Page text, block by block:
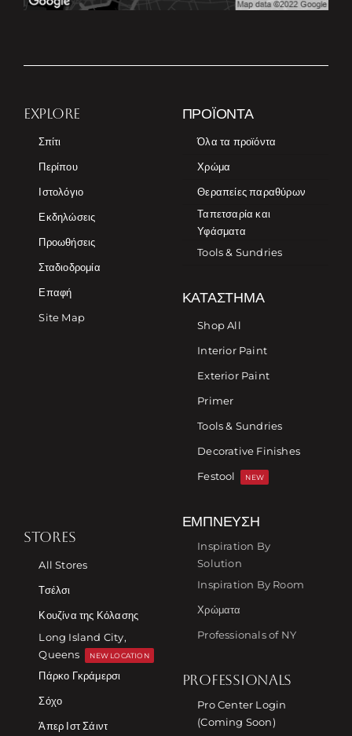
EXPLORE
Σπίτι
Περίπου
Ιστολόγιο
Εκδηλώσεις
Προωθήσεις
Σταδιοδρομία
Επαφή
Site Map
ΠΡΟΪΌΝΤΑ
Όλα τα προϊόντα
Χρώμα
Θεραπείες παραθύρων
Ταπετσαρία και
Υφάσματα
Tools & Sundries
ΚΑΤΆΣΤΗΜΑ
Shop All
Interior Paint
Exterior Paint
Primer
Tools & Sundries
Decorative Finishes
Festool
NEW
STORES
All Stores
Τσέλσι
Κουζίνα της Κόλασης
Long Island City,
Queens
NEW LOCATION
Πάρκο Γκράμερσι
Σόχο
Άπερ Ιστ Σάιντ
ΈΜΠΝΕΥΣΗ
Inspiration By
Solution
Inspiration By Room
Χρώματα
Professionals of NY
PROFESSIONALS
Pro Center Login
(Coming Soon)